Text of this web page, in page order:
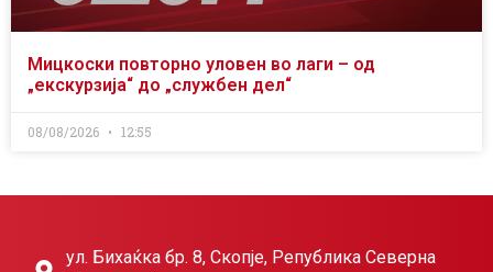
Мицкоски повторно уловен во лаги – од
„екскурзија“ до „службен дел“
08/08/2026 12:55
ул. Бихаќка бр. 8, Скопје, Република Северна